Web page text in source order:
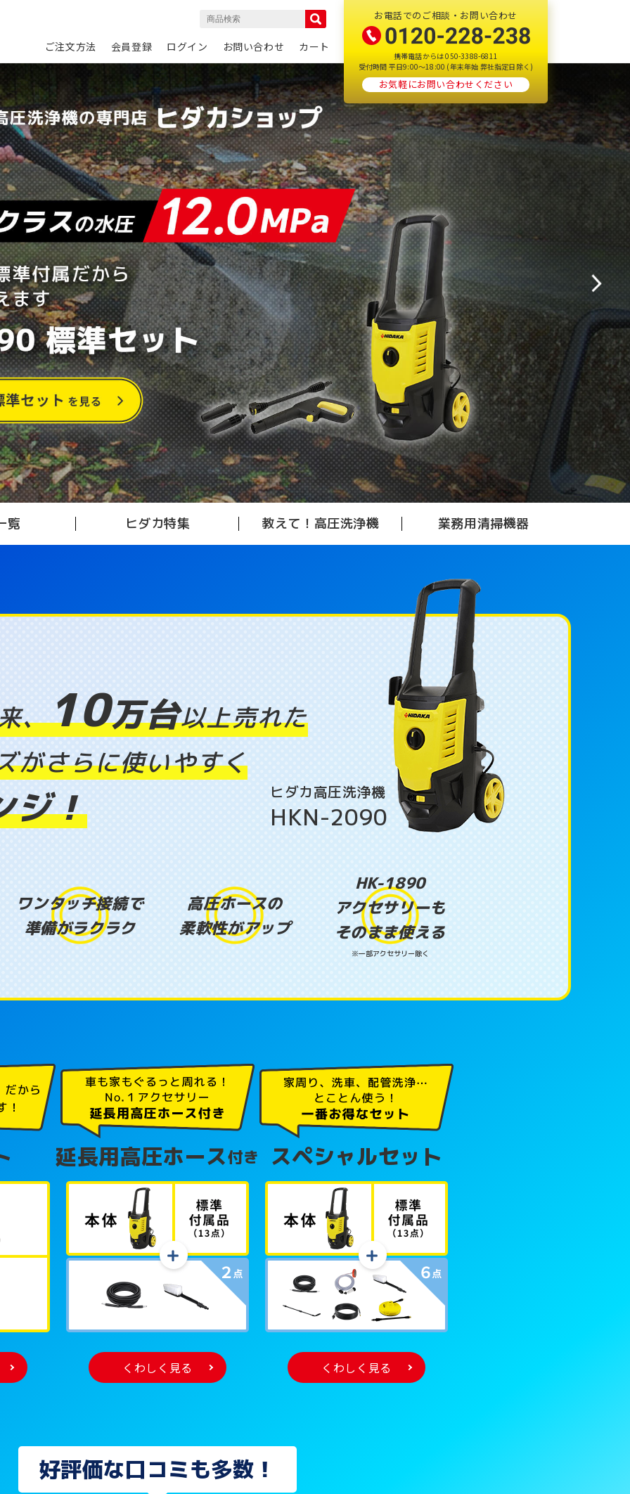
ご注文方法 会員登録 ログイン お問い合わせ カート
お電話でのご相談・お問い合わせ
携帯電話からは 050-3388-6811
受付時間 平日9:00～18:00 (年末年始 弊社指定日除く)
お気軽にお問い合わせください
覧 ヒダカ特集 教えて！高圧洗浄機 業務用清掃機器
、10万台以上売れた
がさらに使いやすく
ジ！ ヒダカ高圧洗浄機
HKN-2090
ワンタッチ接続で
準備がラクラク
高圧ホースの
柔軟性がアップ
HK-1890
アクセサリーも
そのまま使える
※一部アクセサリー除く
延長用高圧ホース付き
くわしく見る
スペシャルセット
くわしく見る
好評価な口コミも多数！